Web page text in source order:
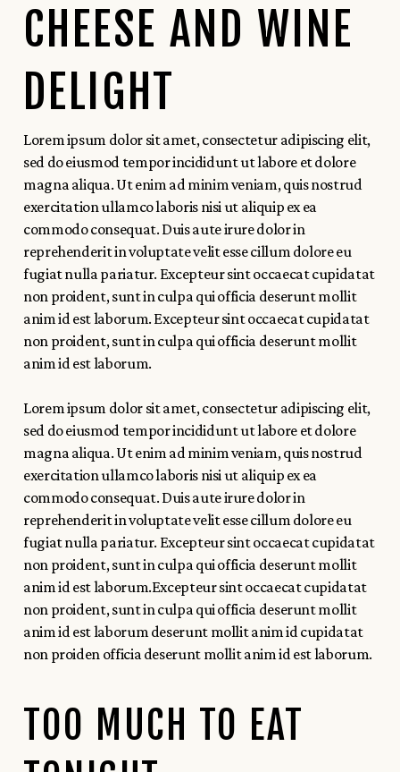
CHEESE AND WINE
DELIGHT
Lorem ipsum dolor sit amet, consectetur adipiscing elit,
sed do eiusmod tempor incididunt ut labore et dolore
magna aliqua. Ut enim ad minim veniam, quis nostrud
exercitation ullamco laboris nisi ut aliquip ex ea
commodo consequat. Duis aute irure dolor in
reprehenderit in voluptate velit esse cillum dolore eu
fugiat nulla pariatur. Excepteur sint occaecat cupidatat
non proident, sunt in culpa qui officia deserunt mollit
anim id est laborum. Excepteur sint occaecat cupidatat
non proident, sunt in culpa qui officia deserunt mollit
anim id est laborum.
Lorem ipsum dolor sit amet, consectetur adipiscing elit,
sed do eiusmod tempor incididunt ut labore et dolore
magna aliqua. Ut enim ad minim veniam, quis nostrud
exercitation ullamco laboris nisi ut aliquip ex ea
commodo consequat. Duis aute irure dolor in
reprehenderit in voluptate velit esse cillum dolore eu
fugiat nulla pariatur. Excepteur sint occaecat cupidatat
non proident, sunt in culpa qui officia deserunt mollit
anim id est laborum.Excepteur sint occaecat cupidatat
non proident, sunt in culpa qui officia deserunt mollit
anim id est laborum deserunt mollit anim id cupidatat
non proiden officia deserunt mollit anim id est laborum.
TOO MUCH TO EAT